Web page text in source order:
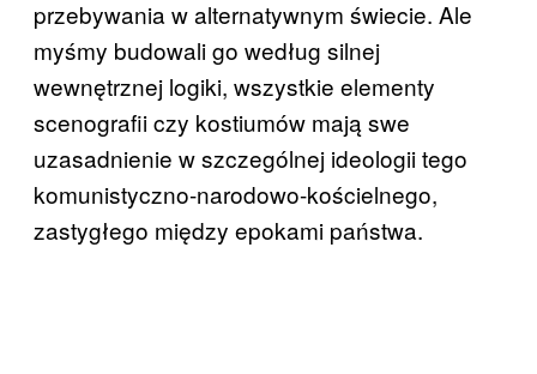
przebywania w alternatywnym świecie. Ale
myśmy budowali go według silnej
wewnętrznej logiki, wszystkie elementy
scenografii czy kostiumów mają swe
uzasadnienie w szczególnej ideologii tego
komunistyczno-narodowo-kościelnego,
zastygłego między epokami państwa.